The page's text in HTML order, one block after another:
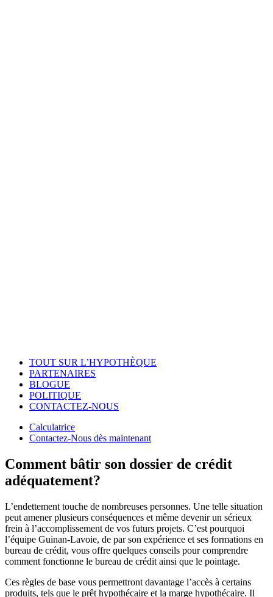
TOUT SUR L’HYPOTHÈQUE
PARTENAIRES
BLOGUE
POLITIQUE
CONTACTEZ-NOUS
Calculatrice
Contactez-Nous dès maintenant
Comment bâtir son dossier de crédit
adéquatement?
L’endettement touche de nombreuses personnes. Une telle situation
peut amener plusieurs conséquences et même devenir un sérieux
frein à l’accomplissement de vos futurs projets. C’est pourquoi
l’équipe Guinan-Lavoie, de par son expérience et ses formations en
bureau de crédit, vous offre quelques conseils pour comprendre
comment fonctionne le bureau de crédit ainsi que le pointage.
Ces règles de base vous permettront davantage l’accès à certains
produits, tels que le prêt hypothécaire et la marge hypothécaire. Il